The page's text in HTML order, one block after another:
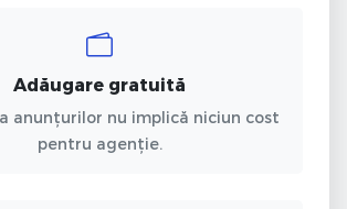
Adăugare gratuită
anunțurilor nu implică niciun cost
pentru agenție.